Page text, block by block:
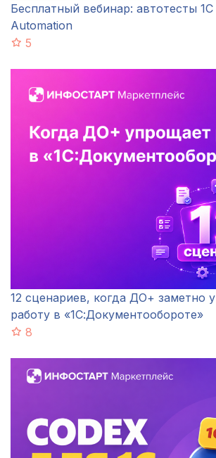
Бесплатный вебинар: автотесты 1С
Automation
5
12 сценариев, когда ДО+ заметно
работу в «1С:Документообороте»
8